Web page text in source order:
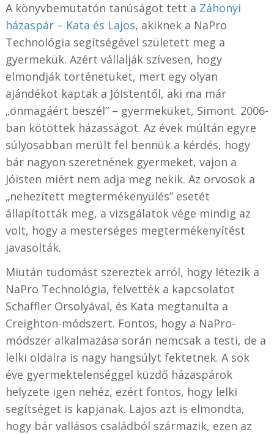
A könyvbemutatón tanúságot tett a Záhonyi
házaspár – Kata és Lajos, akiknek a NaPro
Technológia segítségével született meg a
gyermekük. Azért vállalják szívesen, hogy
elmondják történetüket, mert egy olyan
ajándékot kaptak a Jóistentől, aki ma már
„önmagáért beszél” – gyermeküket, Simont. 2006-
ban kötöttek házasságot. Az évek múltán egyre
súlyosabban merült fel bennük a kérdés, hogy
bár nagyon szeretnének gyermeket, vajon a
Jóisten miért nem adja meg nekik. Az orvosok a
„nehezített megtermékenyülés” esetét
állapították meg, a vizsgálatok vége mindig az
volt, hogy a mesterséges megtermékenyítést
javasolták.
Miután tudomást szereztek arról, hogy létezik a
NaPro Technológia, felvették a kapcsolatot
Schaffler Orsolyával, és Kata megtanulta a
Creighton-módszert. Fontos, hogy a NaPro-
módszer alkalmazása során nemcsak a testi, de a
lelki oldalra is nagy hangsúlyt fektetnek. A sok
éve gyermektelenséggel küzdő házaspárok
helyzete igen nehéz, ezért fontos, hogy lelki
segítséget is kapjanak. Lajos azt is elmondta,
hogy bár vallásos családból származik, ezen az